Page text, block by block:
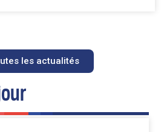
les actualités